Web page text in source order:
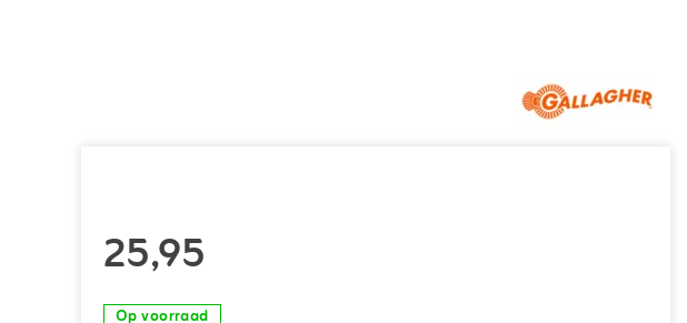
25,95
Op voorraad